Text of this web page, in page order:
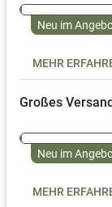
Neu im
MEHR
Großes
Neu im
MEHR